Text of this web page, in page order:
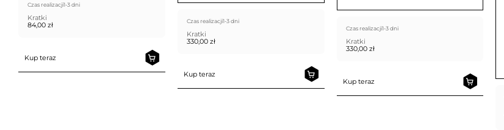
Czas realizacji1-3 dni
Kratki
84,00 zł
Kup teraz
Czas realizacji1-3 dni
Kratki
330,00 zł
Kup teraz
Czas realizacji1-3 dni
Kratki
330,00 zł
Kup teraz